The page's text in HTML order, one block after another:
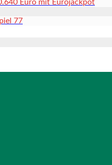
Euro mit Eurojackpot
77